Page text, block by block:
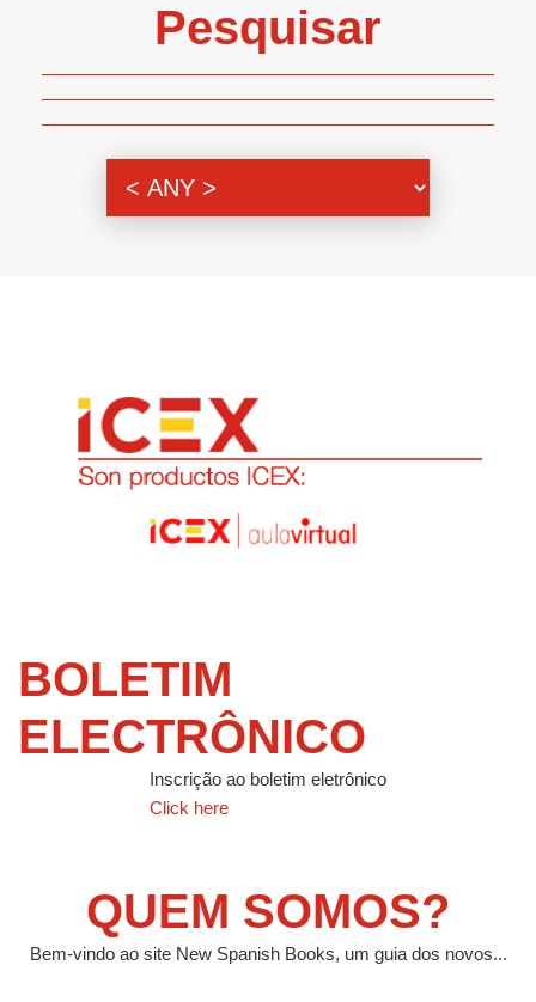
Pesquisar
BOLETIM
ELECTRÔNICO
Inscrição ao boletim eletrônico
Click here
QUEM SOMOS?
Bem-vindo ao site New Spanish Books, um guia dos novos...